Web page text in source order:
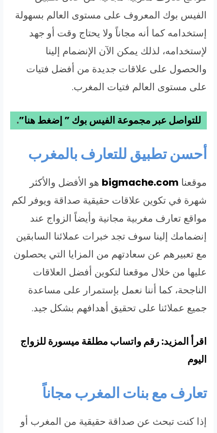
الفيس بوك المعروف على مستوى العالم بسهولة
إستخدامه كما أنه مجاناً ولا يحتاج وقت أو جهد
لإستخدامه، لذلك يمكن الآن الإنضمام إلينا
والحصول على علاقات جديدة من أفضل فتيات
على مستوى العالم فتيات المغرب.
للتواصل عبر مجموعة الفيس بوك ” إضغط هنا”.
أحسن تطبيق للتعارف بالمغرب
موقعنا bigmache.com هو الأفضل والأكثر
شهرة في تكوين علاقات حقيقية صداقة ويوفر لكم
مواقع تعارف مغربية مجانية وأيضاً الزواج عند
إنضمامك إلينا سوف تجد خبرات عملائنا السابقين
مع تعبيرهم عن سعادتهم من المزايا التي يحصلون
عليها من خلال موقعنا لتكوين أفضل العلاقات
الناجحة، كما أننا نعمل بإستمرار على مساعدة
جميع عملائنا على تحقيق أهدافهم بشكل جيد.
اقرأ المزيد: رقم واتساب مطلقة ميسورة للزواج
اليوم
تعارف مع بنات المغرب مجاناً
إذا كنت تبحث عن صداقة حقيقية من المغرب أو